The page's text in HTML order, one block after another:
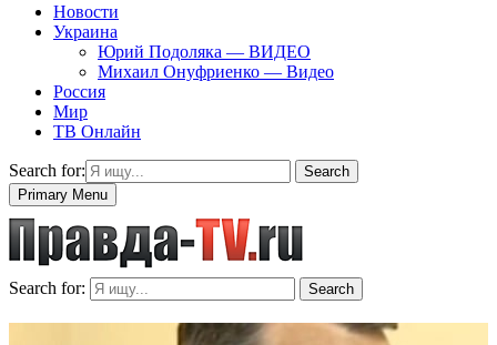
Новости
Украина
Юрий Подоляка — ВИДЕО
Михаил Онуфриенко — Видео
Россия
Мир
ТВ Онлайн
Search for:
Search
Primary Menu
Search for: Search